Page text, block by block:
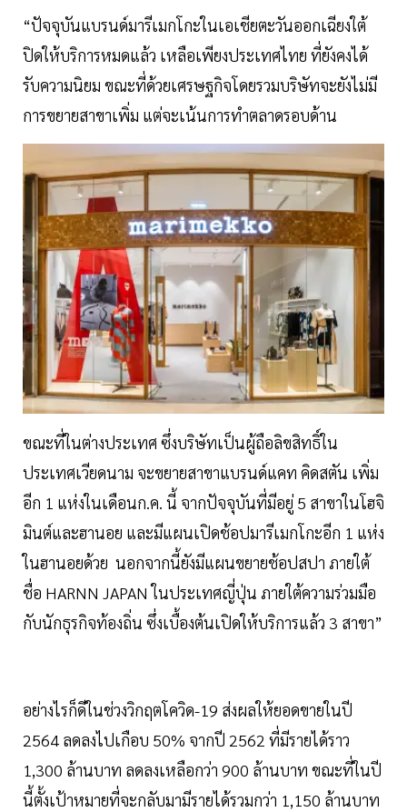
“ปัจจุบันแบรนด์มารีเมกโกะในเอเชียตะวันออกเฉียงใต้
ปิดให้บริการหมดแล้ว เหลือเพียงประเทศไทย ที่ยังคงได้
รับความนิยม ขณะที่ด้วยเศรษฐกิจโดยรวมบริษัทจะยังไม่มี
การขยายสาขาเพิ่ม แต่จะเน้นการทำตลาดรอบด้าน
ขณะที่ในต่างประเทศ ซึ่งบริษัทเป็นผู้ถือลิขสิทธิ์ใน
ประเทศเวียดนาม จะขยายสาขาแบรนด์แคท คิดสตัน เพิ่ม
อีก 1 แห่งในเดือนก.ค. นี้ จากปัจจุบันที่มีอยู่ 5 สาขาในโฮจิ
มินต์และฮานอย และมีแผนเปิดช้อปมารีเมกโกะอีก 1 แห่ง
ในฮานอยด้วย นอกจากนี้ยังมีแผนขยายช้อปสปา ภายใต้
ชื่อ HARNN JAPAN ในประเทศญี่ปุ่น ภายใต้ความร่วมมือ
กับนักธุรกิจท้องถิ่น ซึ่งเบื้องต้นเปิดให้บริการแล้ว 3 สาขา”
อย่างไรก็ดีในช่วงวิกฤตโควิด-19 ส่งผลให้ยอดขายในปี
2564 ลดลงไปเกือบ 50% จากปี 2562 ที่มีรายได้ราว
1,300 ล้านบาท ลดลงเหลือกว่า 900 ล้านบาท ขณะที่ในปี
นี้ตั้งเป้าหมายที่จะกลับมามีรายได้รวมกว่า 1,150 ล้านบาท